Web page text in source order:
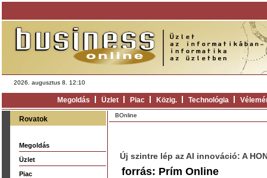
2026. augusztus 8. 12:10
Megoldás Üzlet Piac Közig. Technológia
Rovatok
Megoldás
Üzlet
Piac
BOnline
Új szintre lép az AI innováció: A
forrás: Prím Online